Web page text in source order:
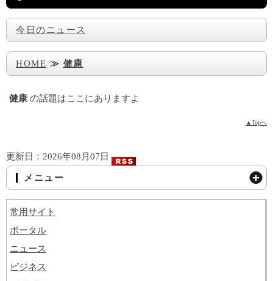
今日のニュース
HOME ≫ 健康
健康 の話題はここにありますよ
▲Topへ
更新日：2026年08月07日
メニュー
常用サイト
ポータル
ニュース
ビジネス